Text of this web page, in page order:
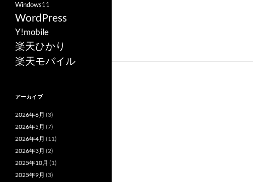
Windows11
WordPress
Y!mobile
楽天ひかり
楽天モバイル
アーカイブ
2026年6月 (3)
2026年5月 (7)
2026年4月 (11)
2026年3月 (2)
2025年10月 (1)
2025年9月 (3)